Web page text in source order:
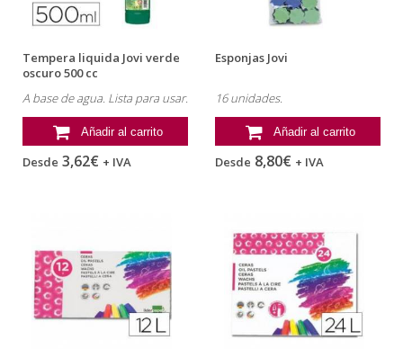
Tempera liquida Jovi verde
oscuro 500 cc
A base de agua. Lista para usar.
Añadir al carrito
Desde 3,62€ + IVA
Esponjas Jovi
16 unidades.
Añadir al carrito
Desde 8,80€ + IVA